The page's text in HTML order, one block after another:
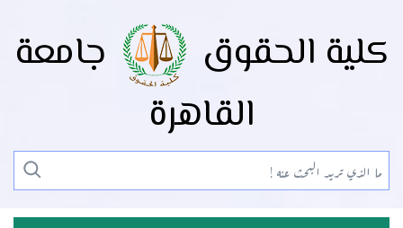
كلية الحقوق
جامعة
القاهرة